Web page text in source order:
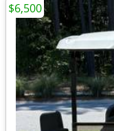
$6,500